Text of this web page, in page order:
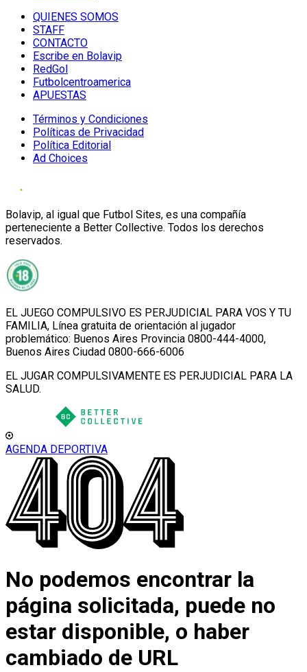
QUIENES SOMOS
STAFF
CONTACTO
Escribe en Bolavip
RedGol
Futbolcentroamerica
APUESTAS
Términos y Condiciones
Políticas de Privacidad
Política Editorial
Ad Choices
Bolavip, al igual que Futbol Sites, es una compañía
perteneciente a Better Collective. Todos los derechos
reservados.
EL JUEGO COMPULSIVO ES PERJUDICIAL PARA VOS Y TU
FAMILIA, Línea gratuita de orientación al jugador
problemático: Buenos Aires Provincia 0800-444-4000,
Buenos Aires Ciudad 0800-666-6006
EL JUGAR COMPULSIVAMENTE ES PERJUDICIAL PARA LA
SALUD.
AGENDA DEPORTIVA
No podemos encontrar la
página solicitada, puede no
estar disponible, o haber
cambiado de URL